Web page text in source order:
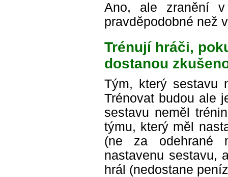
Ano, ale zranění v
pravděpodobné než
Trénují hráči,
dostanou
Tým, který sestavu
Trénovat budou ale
sestavu neměl
týmu, který měl
(ne za odehrané
nastavenu sestavu,
hrál (nedostane